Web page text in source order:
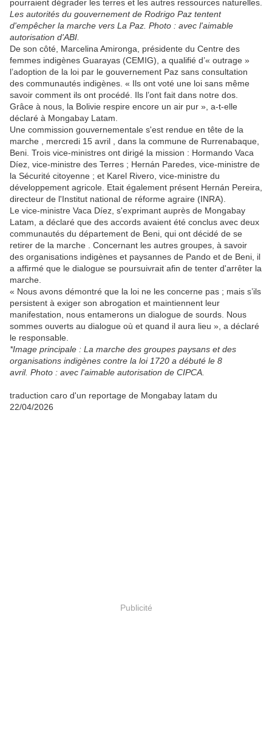
pourraient dégrader les terres et les autres ressources naturelles.
Les autorités du gouvernement de Rodrigo Paz tentent
d'empêcher la marche vers La Paz. Photo : avec l'aimable
autorisation d'ABI.
De son côté, Marcelina Amironga, présidente du Centre des
femmes indigènes Guarayas (CEMIG), a qualifié d’« outrage »
l’adoption de la loi par le gouvernement Paz sans consultation
des communautés indigènes. « Ils ont voté une loi sans même
savoir comment ils ont procédé. Ils l’ont fait dans notre dos.
Grâce à nous, la Bolivie respire encore un air pur », a-t-elle
déclaré à Mongabay Latam.
Une commission gouvernementale s'est rendue en tête de la
marche , mercredi 15 avril , dans la commune de Rurrenabaque,
Beni. Trois vice-ministres ont dirigé la mission : Hormando Vaca
Díez, vice-ministre des Terres ; Hernán Paredes, vice-ministre de
la Sécurité citoyenne ; et Karel Rivero, vice-ministre du
développement agricole. Etait également présent Hernán Pereira,
directeur de l'Institut national de réforme agraire (INRA).
Le vice-ministre Vaca Díez, s'exprimant auprès de Mongabay
Latam, a déclaré que des accords avaient été conclus avec deux
communautés du département de Beni, qui ont décidé de se
retirer de la marche . Concernant les autres groupes, à savoir
des organisations indigènes et paysannes de Pando et de Beni, il
a affirmé que le dialogue se poursuivrait afin de tenter d'arrêter la
marche.
« Nous avons démontré que la loi ne les concerne pas ; mais s’ils
persistent à exiger son abrogation et maintiennent leur
manifestation, nous entamerons un dialogue de sourds. Nous
sommes ouverts au dialogue où et quand il aura lieu », a déclaré
le responsable.
*Image principale : La marche des groupes paysans et des
organisations indigènes contre la loi 1720 a débuté le 8
avril. Photo : avec l'aimable autorisation de CIPCA.
traduction caro d'un reportage de Mongabay latam du
22/04/2026
Publicité